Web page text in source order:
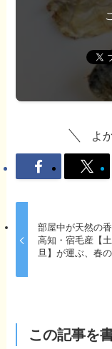
よ
部屋中が天然の香
高知・宿毛産【
旦】が運ぶ、春の
この記事を